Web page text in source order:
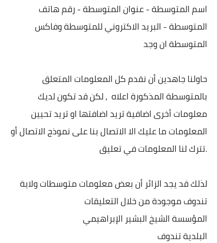
اسم المتوسطة - عنوان المتوسطة - رقم هاتف
المتوسطة - البريد الاكتروني للمتوسطة وفاكس
المتوسطة ان وجد
حاولنا جاهدين أن نقدم كل المعلومات المتعلق
بالمتوسطة المذكورة اعلاه , لكن قد تكون لديك
معلومات أخرى اضافية تريد اضافتها او تريد تحيين
المعلومات ما عليك الا الاتصال بنا على نموذج الاتصال أو
تترك لنا المعلومات في تعليق.
لذلك قد يجد الزائر أن بعض معلومات متوسطات ولاية
تندوف موجودة من خلال التعليقات
المؤسسة الشيخ البشير الإبراهيمي
البلدية تندوف